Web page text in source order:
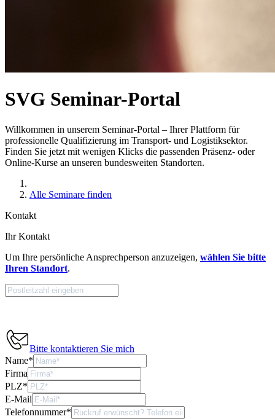
SVG Seminar-Portal
Willkommen in unserem Seminar-Portal – Ihrer Plattform für
professionelle Qualifizierung im Transport- und Logistiksektor.
Finden Sie jetzt mit wenigen Klicks die passenden Präsenz- oder
Online-Kurse an unseren bundesweiten Standorten.
Alle Seminare finden
Kontakt
Ihr Kontakt
Um Ihre persönliche Ansprechperson anzuzeigen, wählen Sie bitte
Ihren Standort.
Bitte kontaktieren Sie mich
Name*
Firma
PLZ*
E-Mail
Telefonnummer*